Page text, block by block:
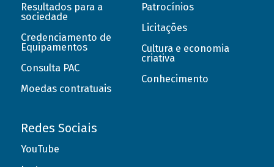
Resultados para a
sociedade
Credenciamento de
Equipamentos
Consulta PAC
Moedas contratuais
Patrocínios
Licitações
Cultura e economia
criativa
Conhecimento
Redes Sociais
YouTube